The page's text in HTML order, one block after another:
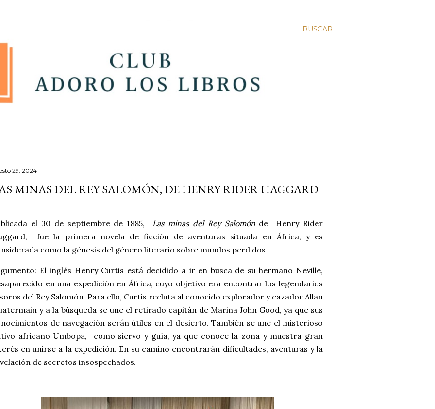
BUSCAR
29, 2024
MINAS DEL REY SALOMÓN, DE HENRY RIDER HAGGARD
el 30 de septiembre de 1885, Las minas del Rey Salomónde Henry Rider
fue la primera novela de ficción de aventuras situada en África, y es
como la génesis del género literario sobre mundos perdidos.
El inglés Henry Curtis está decidido a ir en busca de su hermano Neville,
en una expedición en África, cuyo objetivo era encontrar los legendarios
del Rey Salomón. Para ello, Curtis recluta al conocido explorador y cazador Allan
y a la búsqueda se une el retirado capitán de Marina John Good, ya que sus
de navegación serán útiles en el desierto. También se une el misterioso
africano Umbopa, como siervo y guía, ya que conoce la zona y muestra gran
en unirse a la expedición. En su camino encontrarán dificultades, aventuras y la
de secretos insospechados.